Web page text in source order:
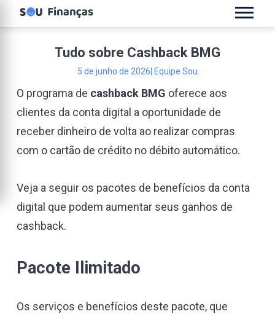
Tudo sobre Cashback BMG
5 de junho de 2026 | Equipe Sou
O programa de cashback BMG oferece aos
clientes da conta digital a oportunidade de
receber dinheiro de volta ao realizar compras
com o cartão de crédito no débito automático.
Veja a seguir os pacotes de benefícios da conta
digital que podem aumentar seus ganhos de
cashback.
Pacote Ilimitado
Os serviços e benefícios deste pacote, que